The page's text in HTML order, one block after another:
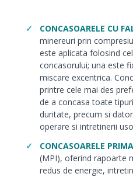
CONCASOARELE CU
minereuri prin
este aplicata folosind
concasorului; una este
miscare excentrica.
printre cele mai des
de a concasa toate
duritate, precum si
operare si intretinerii
CONCASOARELE
(MPI), oferind rapoarte
redus de energie,